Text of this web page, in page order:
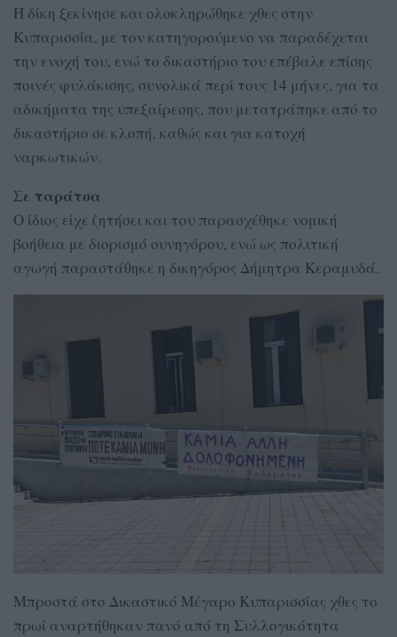
Η δίκη ξεκίνησε και ολοκληρώθηκε χθες στην
Κυπαρισσία, με τον κατηγορούμενο να παραδέχεται
την ενοχή του, ενώ το δικαστήριο του επέβαλε επίσης
ποινές φυλάκισης, συνολικά περί τους 14 μήνες, για τα
αδικήματα της υπεξαίρεσης, που μετατράπηκε από το
δικαστήριο σε κλοπή, καθώς και για κατοχή
ναρκωτικών.
Σε ταράτσα
Ο ίδιος είχε ζητήσει και του παρασχέθηκε νομική
βοήθεια με διορισμό συνηγόρου, ενώ ως πολιτική
αγωγή παραστάθηκε η δικηγόρος Δήμητρα Κεραμυδά.
Μπροστά στο Δικαστικό Μέγαρο Κυπαρισσίας χθες το
πρωί αναρτήθηκαν πανό από τη Συλλογικότητα